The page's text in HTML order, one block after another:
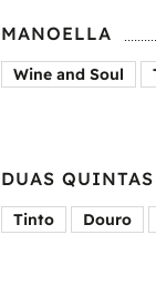
MANOELLA
Wine and Soul
DUAS QUINTAS
Tinto Douro